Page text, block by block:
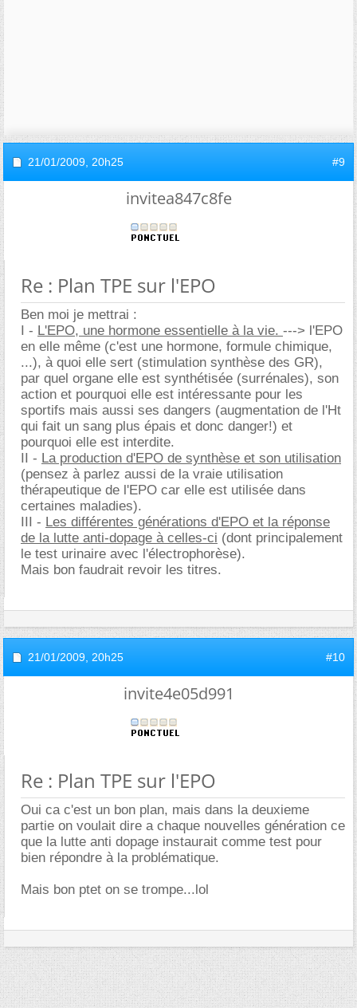
21/01/2009, 20h25 #9
invitea847c8fe
Re : Plan TPE sur l'EPO
Ben moi je mettrai :
I - L'EPO, une hormone essentielle à la vie. ---> l'EPO
en elle même (c'est une hormone, formule chimique,
...), à quoi elle sert (stimulation synthèse des GR),
par quel organe elle est synthétisée (surrénales), son
action et pourquoi elle est intéressante pour les
sportifs mais aussi ses dangers (augmentation de l'Ht
qui fait un sang plus épais et donc danger!) et
pourquoi elle est interdite.
II - La production d'EPO de synthèse et son utilisation
(pensez à parlez aussi de la vraie utilisation
thérapeutique de l'EPO car elle est utilisée dans
certaines maladies).
III - Les différentes générations d'EPO et la réponse
de la lutte anti-dopage à celles-ci (dont principalement
le test urinaire avec l'électrophorèse).
Mais bon faudrait revoir les titres.
21/01/2009, 20h25 #10
invite4e05d991
Re : Plan TPE sur l'EPO
Oui ca c'est un bon plan, mais dans la deuxieme
partie on voulait dire a chaque nouvelles génération ce
que la lutte anti dopage instaurait comme test pour
bien répondre à la problématique.
Mais bon ptet on se trompe...lol